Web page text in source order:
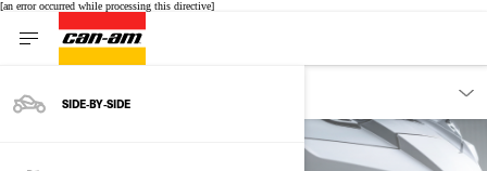
[an error occurred while processing this directive]
SIDE‑BY‑SIDE